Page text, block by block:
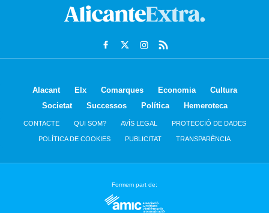
Alacant Elx Comarques Economia
Cultura
Societat
Successos Política Hemeroteca
CONTACTE QUI SOM? AVÍS LEGAL PROTECCIÓ DE DADES
POLÍTICA DE COOKIES PUBLICITAT TRANSPARÈNCIA
Formem part de: